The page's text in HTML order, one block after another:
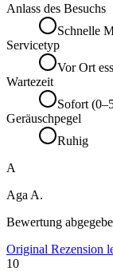
Anlass des Besuchs
Schnelle
Servicetyp
Vor Ort
Wartezeit
Sofort
Geräuschpegel
Ruhig
A
Aga A.
Bewertung
Original Rezension
10